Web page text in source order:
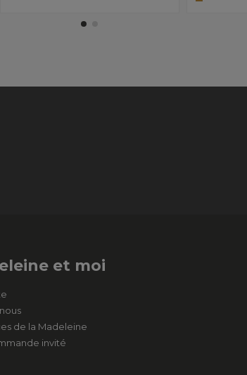
et moi
de la Madeleine
invité